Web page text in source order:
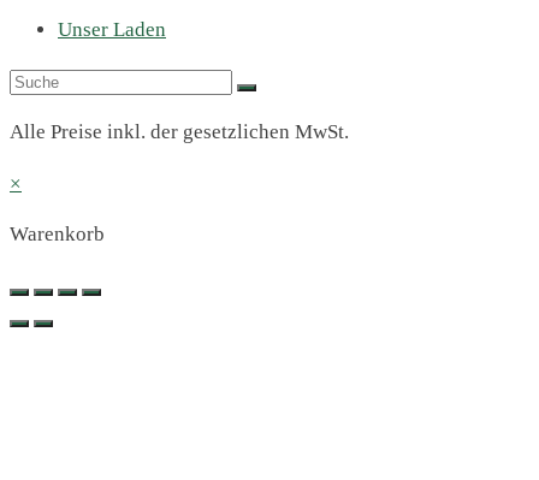
Unser Laden
Alle Preise inkl. der gesetzlichen MwSt.
×
Warenkorb